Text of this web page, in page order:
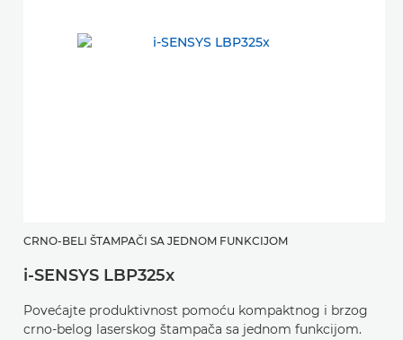
CRNO-BELI ŠTAMPAČI SA JEDNOM FUNKCIJOM
i-SENSYS LBP325x
Povećajte produktivnost pomoću kompaktnog i brzog
crno-belog laserskog štampača sa jednom funkcijom.